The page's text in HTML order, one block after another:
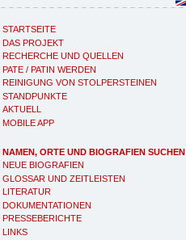
STARTSEITE
DAS PROJEKT
RECHERCHE UND QUELLEN
PATE / PATIN WERDEN
REINIGUNG VON STOLPERSTEINEN
STANDPUNKTE
AKTUELL
MOBILE APP
NAMEN, ORTE UND BIOGRAFIEN SUCHEN
NEUE BIOGRAFIEN
GLOSSAR UND ZEITLEISTEN
LITERATUR
DOKUMENTATIONEN
PRESSEBERICHTE
LINKS